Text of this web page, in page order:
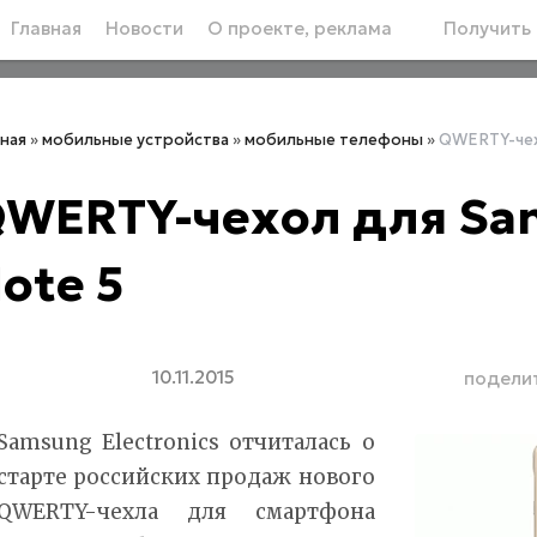
Главная Новости О проекте, реклама Получить
»мобильные устройства »мобильные телефоны »QWERTY-
чехол для
5
10.11.2015
Electronics отчиталась о
российских продаж нового
чехла для смартфона